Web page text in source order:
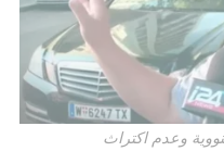
وعدم اكتراث